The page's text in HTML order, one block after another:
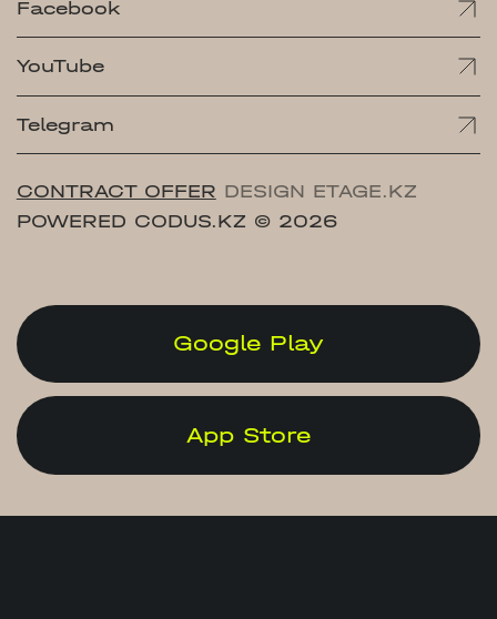
Facebook
YouTube
Telegram
CONTRACT OFFER DESIGN ETAGE.KZ
POWERED CODUS.KZ © 2026
Google Play
App Store